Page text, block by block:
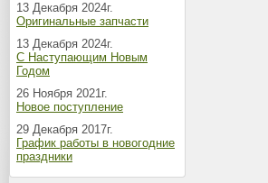
13 Декабря 2024г.
Оригинальные запчасти
13 Декабря 2024г.
С Наступающим Новым
Годом
26 Ноября 2021г.
Новое поступление
29 Декабря 2017г.
График работы в новогодние
праздники